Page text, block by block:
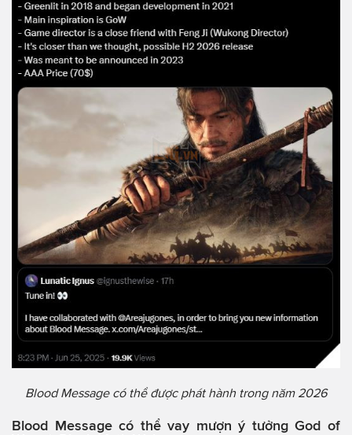
Blood Message có thể được phát hành trong năm 2026
Blood Message có thể vay mượn ý tưởng God of